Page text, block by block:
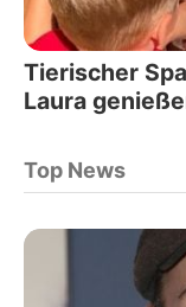
Tierischer
Laura
Top News